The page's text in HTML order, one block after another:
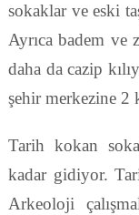
sokaklar ve eski
Ayrıca badem ve
daha da cazip
şehir merkezine 2
Tarih kokan
kadar gidiyor.
Arkeoloji